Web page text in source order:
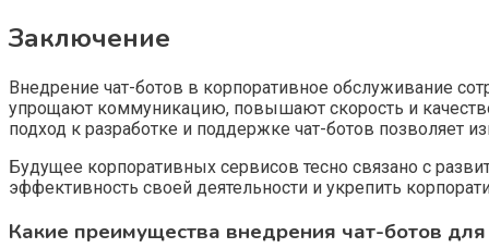
Заключение
Внедрение чат-ботов в корпоративное обслуживание
упрощают коммуникацию, повышают скорость и
подход к разработке и поддержке чат-ботов позволяет
Будущее корпоративных сервисов тесно связано с
эффективность своей деятельности и укрепить
Какие преимущества внедрения чат-ботов